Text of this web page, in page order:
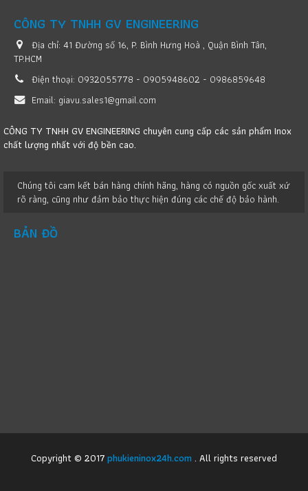
CÔNG TY TNHH GV ENGINEERING
Địa chỉ: 41 Đường số 16, P. Bình Hưng Hoà , Quận Bình Tân,
TP.HCM
Điện thoại: 0932055778 - 0905948602 - 0986859648
Email: giavu.sales1@gmail.com
CÔNG TY TNHH GV ENGINEERING chuyên cung cấp các sản phẩm Inox
chất lượng nhất với độ bền cao.
Chúng tôi cam kết bán hàng chính hãng, hàng có nguồn gốc xuất xứ
rõ ràng, cũng như đảm bảo thực hiện đúng các chế độ bảo hành.
BẢN ĐỒ
Copyright © 2017phukieninox24h.com. All rights reserved